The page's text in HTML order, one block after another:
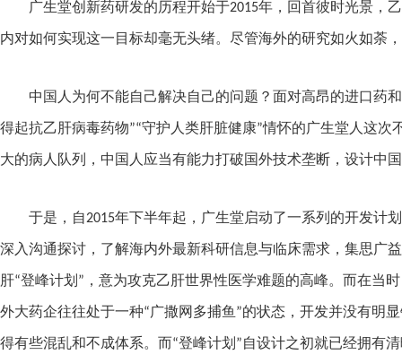
广生堂创新药研发的历程开始于2015年，回首彼时光景，
内对如何实现这一目标却毫无头绪。尽管海外的研究如火如荼
中国人为何不能自己解决自己的问题？面对高昂的进口药
得起抗乙肝病毒药物”“守护人类肝脏健康”情怀的广生堂人这
大的病人队列，中国人应当有能力打破国外技术垄断，设计中
于是，自2015年下半年起，广生堂启动了一系列的开发计
深入沟通探讨，了解海内外最新科研信息与临床需求，集思广
肝“登峰计划”，意为攻克乙肝世界性医学难题的高峰。而在当
外大药企往往处于一种“广撒网多捕鱼”的状态，开发并没有明
得有些混乱和不成体系。而“登峰计划”自设计之初就已经拥有